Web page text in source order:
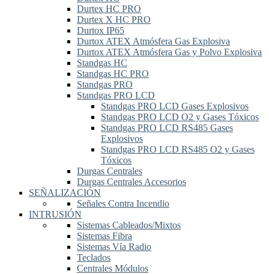
Durtex HC PRO
Durtex X HC PRO
Durtox IP65
Durtox ATEX Atmósfera Gas Explosiva
Durtox ATEX Atmósfera Gas y Polvo Explosiva
Standgas HC
Standgas HC PRO
Standgas PRO
Standgas PRO LCD
Standgas PRO LCD Gases Explosivos
Standgas PRO LCD O2 y Gases Tóxicos
Standgas PRO LCD RS485 Gases
Explosivos
Standgas PRO LCD RS485 O2 y Gases
Tóxicos
Durgas Centrales
Durgas Centrales Accesorios
SEÑALIZACIÓN
Señales Contra Incendio
INTRUSIÓN
Sistemas Cableados/Mixtos
Sistemas Fibra
Sistemas Vía Radio
Teclados
Centrales Módulos